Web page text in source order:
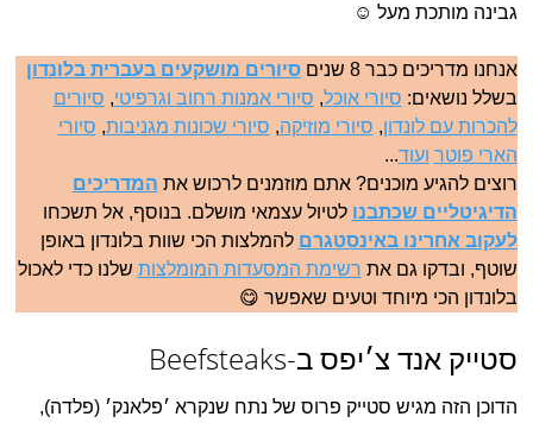
גבינה מותכת מעל ☺
אנחנו מדריכים כבר 8 שנים
סיורים מושקעים בעברית בלונדון
בשלל נושאים: סיורי אוכל, סיורי אמנות רחוב וגרפיטי, סיורים
להכרות עם לונדון, סיורי מוזיקה, סיורי שכונות מגניבות, סיורי
הארי פוטר ועוד...
רוצים להגיע מוכנים? אתם מוזמנים לרכוש את המדריכים
הדיגיטליים שכתבנו לטיול עצמאי מושלם. בנוסף, אל תשכחו
לעקוב אחרינו באינסטגרם להמלצות הכי שוות בלונדון באופן
שוטף, ובדקו גם את רשימת המסעדות המומלצות שלנו כדי לאכול
בלונדון הכי מיוחד וטעים שאפשר 😋
סטייק אנד צ׳יפס ב-Beefsteaks
הדוכן הזה מגיש סטייק פרוס של נתח שנקרא ׳פלאנק׳ (פלדה),